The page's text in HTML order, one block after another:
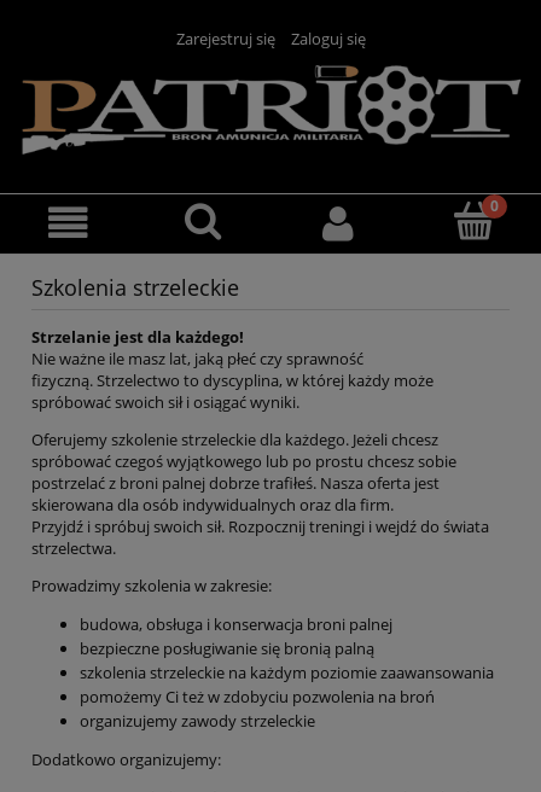
Zarejestruj się Zaloguj się
Szkolenia strzeleckie
Strzelanie jest dla każdego!
Nie ważne ile masz lat, jaką płeć czy sprawność
fizyczną. Strzelectwo to dyscyplina, w której każdy może
spróbować swoich sił i osiągać wyniki.
Oferujemy szkolenie strzeleckie dla każdego. Jeżeli chcesz
spróbować czegoś wyjątkowego lub po prostu chcesz sobie
postrzelać z broni palnej dobrze trafiłeś. Nasza oferta jest
skierowana dla osób indywidualnych oraz dla firm.
Przyjdź i spróbuj swoich sił. Rozpocznij treningi i wejdź do świata
strzelectwa.
Prowadzimy szkolenia w zakresie:
budowa, obsługa i konserwacja broni palnej
bezpieczne posługiwanie się bronią palną
szkolenia strzeleckie na każdym poziomie zaawansowania
pomożemy Ci też w zdobyciu pozwolenia na broń
organizujemy zawody strzeleckie
Dodatkowo organizujemy: